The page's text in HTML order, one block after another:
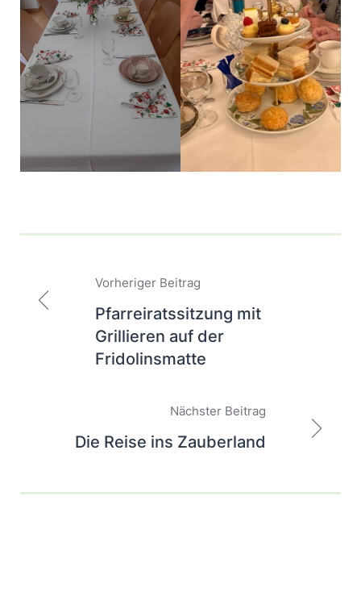
Beitragsnavigation
Vorheriger Beitrag
Pfarreiratssitzung mit
Grillieren auf der
Fridolinsmatte
Nächster Beitrag
Die Reise ins Zauberland